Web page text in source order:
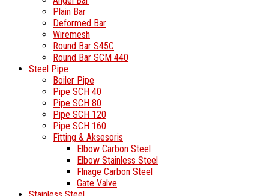
Plain Bar
Deformed Bar
Wiremesh
Round Bar S45C
Round Bar SCM 440
Steel Pipe
Boiler Pipe
Pipe SCH 40
Pipe SCH 80
Pipe SCH 120
Pipe SCH 160
Fitting & Aksesoris
Elbow Carbon Steel
Elbow Stainless Steel
Flnage Carbon Steel
Gate Valve